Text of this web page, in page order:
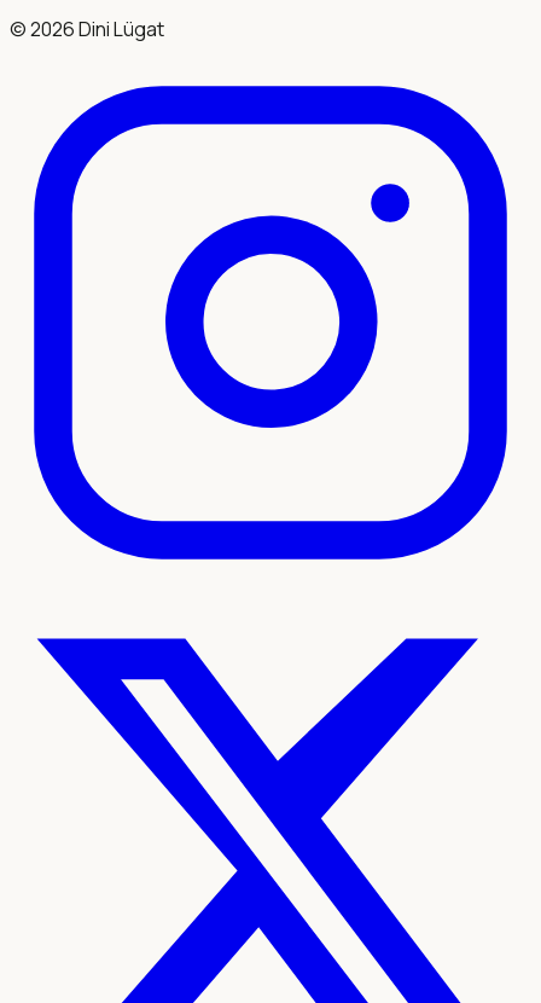
©2026Dini Lügat